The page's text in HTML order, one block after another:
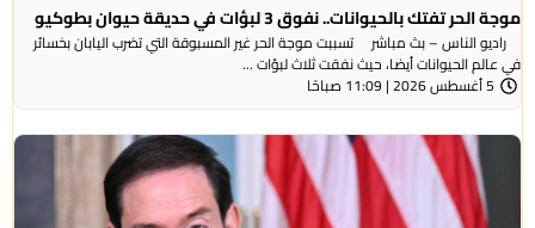
موجة الحر تفتك بالحيوانات.. نفوق 3 لبؤات في حديقة حيوان بطوكيو
راديو الناس – بث مباشر تسببت موجة الحر غير المسبوقة التي تضرب اليابان بخسائر
في عالم الحيوانات أيضا، حيث نفقت ثلاث لبؤات ...
5 أغسطس 2026 | 11:09 صباحًا